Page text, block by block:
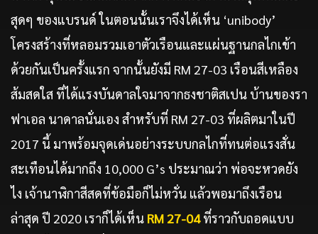
สุดๆ ของแบรนด์ ในตอนนั้นเราจึงได้เห็น ‘unibody’
โครงสร้างที่หลอมรวมเอาตัวเรือนและแผ่นฐานกลไกเข้า
ด้วยกันเป็นครั้งแรก จากนั้นยังมี RM 27-03 เรือนสีเหลือง
ส้มสดใส ที่ได้แรงบันดาลใจมาจากธงชาติสเปน บ้านของรา
ฟาเอล นาดาลนั่นเอง สำหรับที่ RM 27-03 ที่ผลิตมาในปี
2017 นี้ มาพร้อมจุดเด่นอย่างระบบกลไกที่ทนต่อแรงสั่น
สะเทือนได้มากถึง 10,000 G’s ประมาณว่า พ่อจะหวดยัง
ไง เจ้านาฬิกาสีสดที่ข้อมือก็ไม่หวั่น แล้วพอมาถึงเรือน
ล่าสุด ปี 2020 เราก็ได้เห็น RM 27-04ที่ราวกับถอดแบบ